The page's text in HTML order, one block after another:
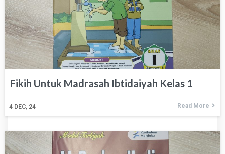
Fikih Untuk Madrasah Ibtidaiyah Kelas 1
4 DEC, 24 Read More